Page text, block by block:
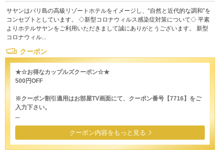
サヤンはバリ島の高級リゾートホテルをイメージし、“自然と近代的な調和”を
コンセプトとしています。 ◇新型コロナウィルス感染症対策について◇ 平素
よりホテルサヤンをご利用いただきまして誠にありがとうございます。 新型
コロナウィル...
クーポン
★☆お得なカップルズクーポン☆★
500円OFF
※クーポン割引適用はお部屋TV画面にて、クーポン番号【7716】をご
入力下さい。
...
クーポン内容をもっと見る